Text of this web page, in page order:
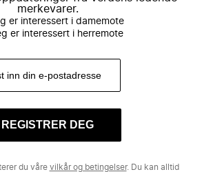
merkevarer.
er interessert i damemote
er interessert i herremote
REGISTRER DEG
du våre vilkår og betingelser. Du kan alltid